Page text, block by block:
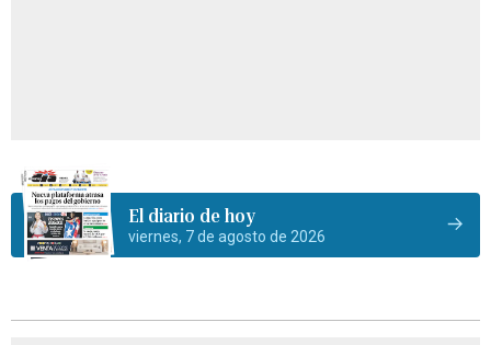
El diario de hoy
viernes, 7 de agosto de 2026